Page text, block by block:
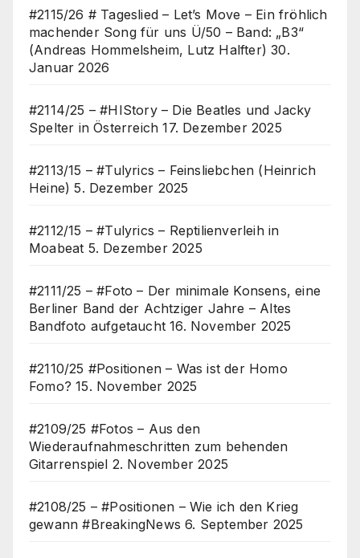
#2115/26 # Tageslied – Let’s Move – Ein fröhlich
machender Song für uns Ü/50 – Band: „B3“
(Andreas Hommelsheim, Lutz Halfter) 30.
Januar 2026
#2114/25 – #HIStory – Die Beatles und Jacky
Spelter in Österreich 17. Dezember 2025
#2113/15 – #Tulyrics – Feinsliebchen (Heinrich
Heine) 5. Dezember 2025
#2112/15 – #Tulyrics – Reptilienverleih in
Moabeat 5. Dezember 2025
#2111/25 – #Foto – Der minimale Konsens, eine
Berliner Band der Achtziger Jahre – Altes
Bandfoto aufgetaucht 16. November 2025
#2110/25 #Positionen – Was ist der Homo
Fomo? 15. November 2025
#2109/25 #Fotos – Aus den
Wiederaufnahmeschritten zum behenden
Gitarrenspiel 2. November 2025
#2108/25 – #Positionen – Wie ich den Krieg
gewann #BreakingNews 6. September 2025